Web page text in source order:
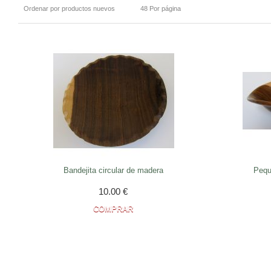
Ordenar por productos nuevos 48 Por página
Bandejita circular de madera
10.00 €